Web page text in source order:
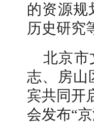
的资源规
历史研究
北京市
志、房山
宾共同开
会发布“